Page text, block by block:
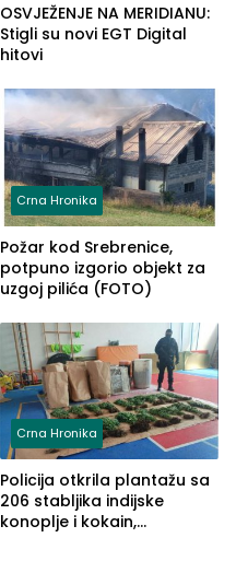
OSVJEŽENJE NA MERIDIANU:
Stigli su novi EGT Digital
hitovi
Crna Hronika
Požar kod Srebrenice,
potpuno izgorio objekt za
uzgoj pilića (FOTO)
Crna Hronika
Policija otkrila plantažu sa
206 stabljika indijske
konoplje i kokain,